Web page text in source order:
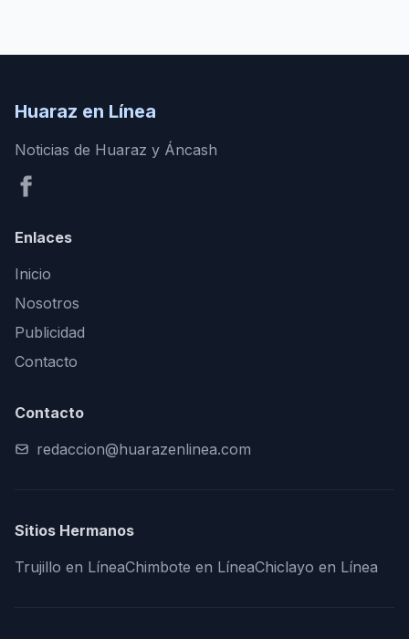
Huaraz en Línea
Noticias de Huaraz y Áncash
Enlaces
Inicio
Nosotros
Publicidad
Contacto
Contacto
redaccion@huarazenlinea.com
Sitios Hermanos
Trujillo en LíneaChimbote en LíneaChiclayo en Línea